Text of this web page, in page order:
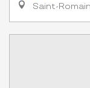
Saint-